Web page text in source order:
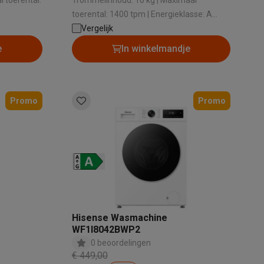
|
toerental: 1400 tpm | Energieklasse: A
-50% | Geluidsniveau bij het zwieren: 72 dB
| Stoomfunctie: Ja
Vergelijk
In winkelmandje
Promo Promo
Hisense Wasmachine
WF1I8042BWP2
0 beoordelingen
€ 449,00